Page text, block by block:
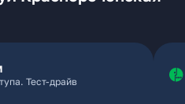
Тест-драйв